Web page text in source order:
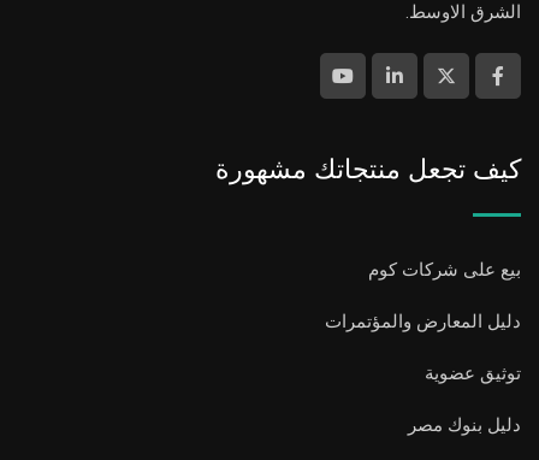
الشرق الاوسط.
كيف تجعل منتجاتك مشهورة
بيع على شركات كوم
دليل المعارض والمؤتمرات
توثيق عضوية
دليل بنوك مصر